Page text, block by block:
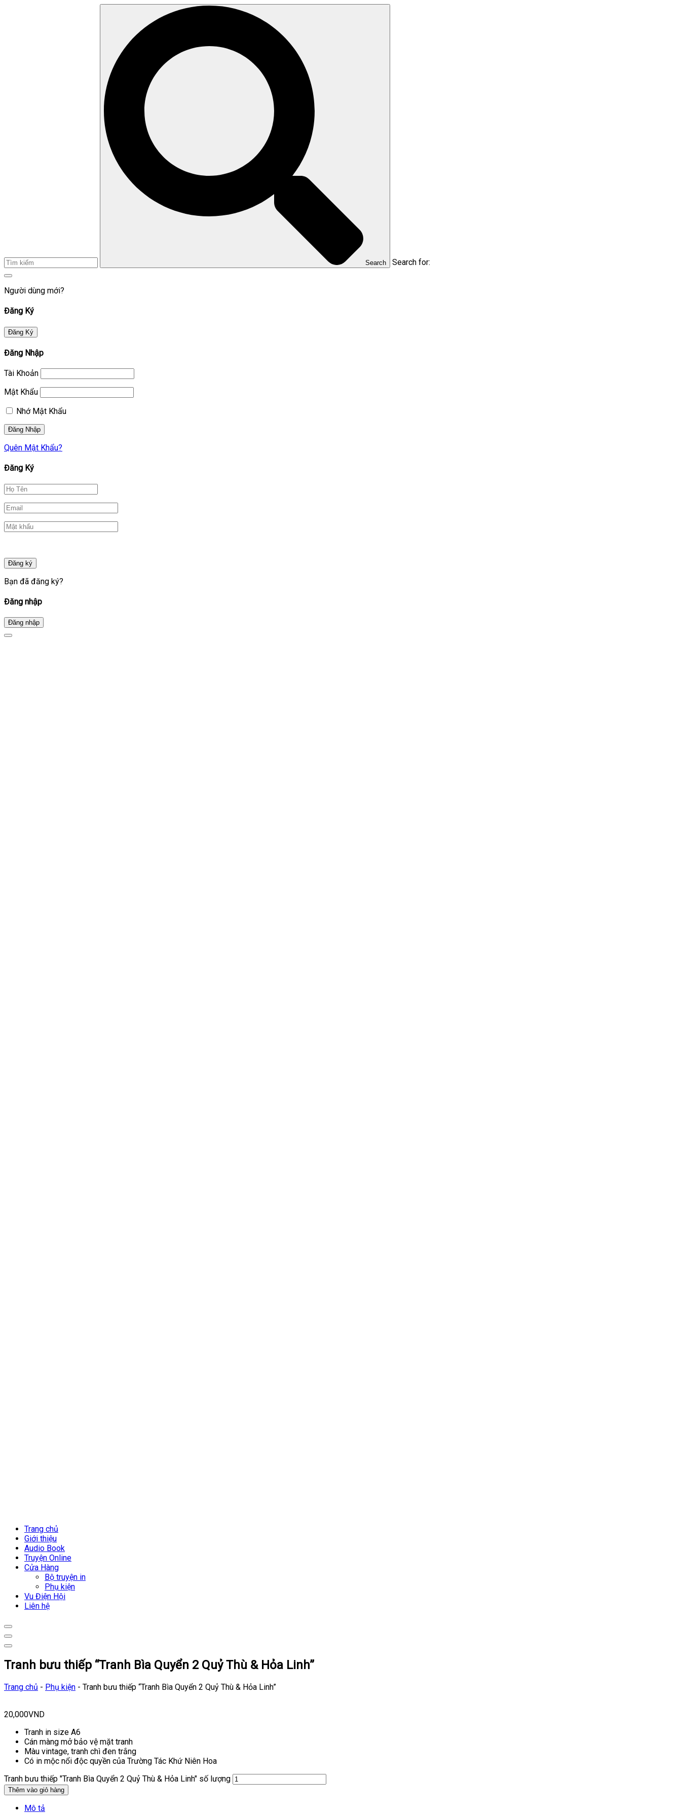
Search Search for:
Người dùng mới?
Đăng Ký
Đăng Ký
Đăng Nhập
Tài Khoản
Mật Khẩu
Nhớ Mật Khẩu
Quên Mật Khẩu?
Đăng Ký
Đăng ký
Bạn đã đăng ký?
Đăng nhập
Đăng nhập
Trang chủ
Giới thiệu
Audio Book
Truyện Online
Cửa Hàng
Bộ truyện in
Phụ kiện
Vu Điện Hội
Liên hệ
Tranh bưu thiếp “Tranh Bìa Quyển 2 Quỷ Thù & Hỏa Linh”
Trang chủ - Phụ kiện - Tranh bưu thiếp “Tranh Bìa Quyển 2 Quỷ Thù & Hỏa Linh”
20,000VND
Tranh in size A6
Cán màng mở bảo vệ mặt tranh
Màu vintage, tranh chì đen trắng
Có in mộc nổi độc quyền của Trường Tác Khứ Niên Hoa
Tranh bưu thiếp "Tranh Bìa Quyển 2 Quỷ Thù & Hỏa Linh" số lượng
Thêm vào giỏ hàng
Mô tả